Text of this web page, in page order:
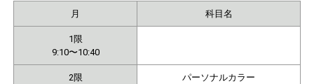
月 科目名
1限
9:10〜10:40
2限
パーソナルカラー